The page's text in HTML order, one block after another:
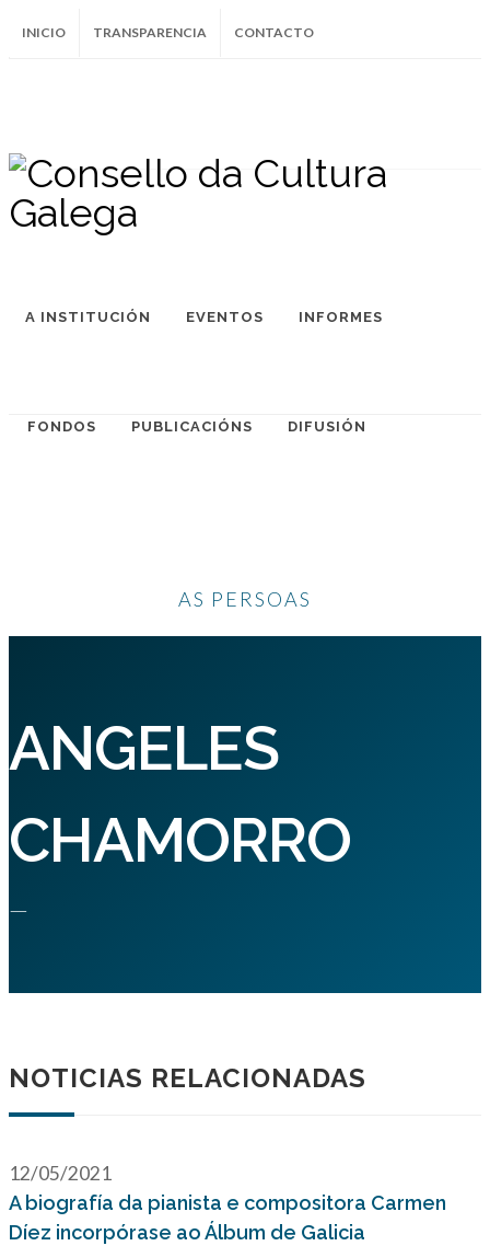
INICIO TRANSPARENCIA CONTACTO
InstagramFacebookTwitter Soundcloud
Youtube
A INSTITUCIÓN EVENTOS INFORMES
FONDOS PUBLICACIÓNS DIFUSIÓN
AS PERSOAS
ANGELES
CHAMORRO
—
NOTICIAS RELACIONADAS
12/05/2021
A biografía da pianista e compositora Carmen
Díez incorpórase ao Álbum de Galicia